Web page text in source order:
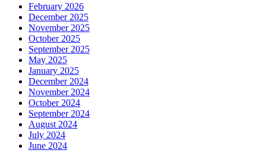
February 2026
December 2025
November 2025
October 2025
September 2025
May 2025
January 2025
December 2024
November 2024
October 2024
September 2024
August 2024
July 2024
June 2024